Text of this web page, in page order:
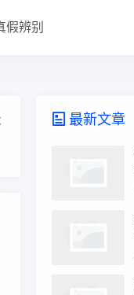
假辨别
最新文章